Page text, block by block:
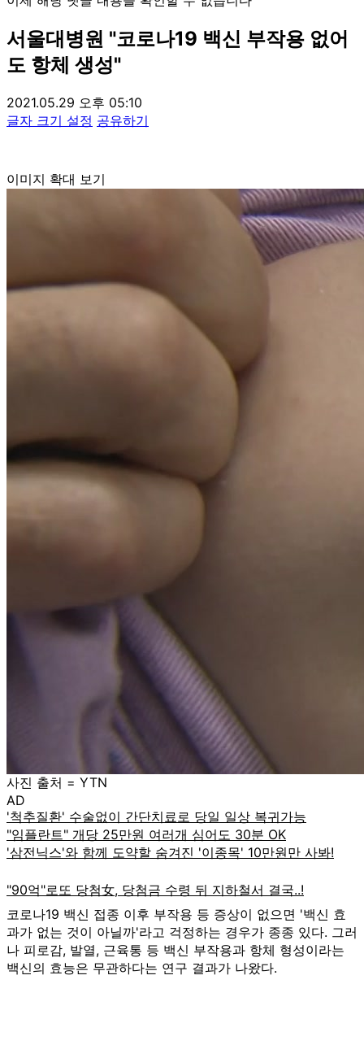
서울대병원 "코로나19 백신 부작용 없어
도 항체 생성"
2021.05.29 오후 05:10
글자 크기 설정 공유하기
이미지 확대 보기
사진 출처 = YTN
AD
코로나19 백신 접종 이후 부작용 등 증상이 없으면 '백신 효
과가 없는 것이 아닐까'라고 걱정하는 경우가 종종 있다. 그러
나 피로감, 발열, 근육통 등 백신 부작용과 항체 형성이라는
백신의 효능은 무관하다는 연구 결과가 나왔다.